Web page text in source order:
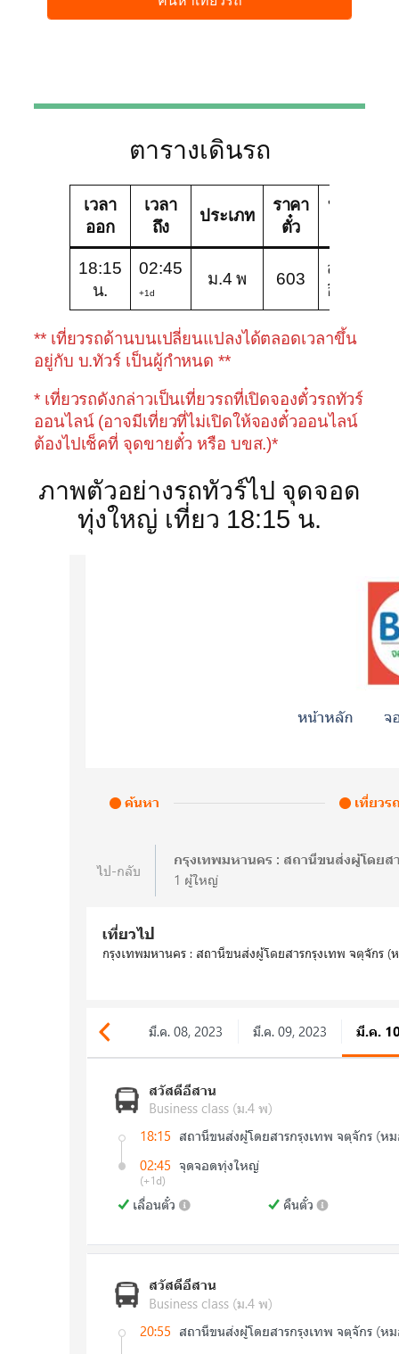
ตารางเดินรถ
เวลา
ออก
เวลา
ถึง
ประเภท
ราคา
ตั๋ว
บริษัท
18:15
น.
02:45
+1d
ม.4 พ 603
สวัสดี
อีสาน
** เที่ยวรถด้านบนเปลี่ยนแปลงได้ตลอดเวลาขึ้น
อยู่กับ บ.ทัวร์ เป็นผู้กำหนด **
* เที่ยวรถดังกล่าวเป็นเที่ยวรถที่เปิดจองตั๋วรถทัวร์
ออนไลน์ (อาจมีเที่ยวที่ไม่เปิดให้จองตั๋วออนไลน์
ต้องไปเช็คที่ จุดขายตั๋ว หรือ บขส.)*
ภาพตัวอย่างรถทัวร์ไป จุดจอด
ทุ่งใหญ่ เที่ยว 18:15 น.